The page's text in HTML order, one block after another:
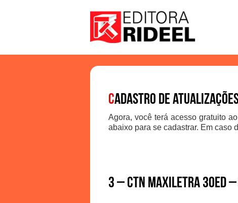
Cadastro de
Agora, você terá acesso gratuito
abaixo para se cadastrar. Em caso
3 – CTN Maxiletra 30ed